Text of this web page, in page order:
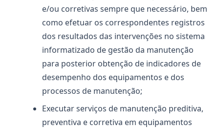
e/ou corretivas sempre que necessário, bem
como efetuar os correspondentes registros
dos resultados das intervenções no sistema
informatizado de gestão da manutenção
para posterior obtenção de indicadores de
desempenho dos equipamentos e dos
processos de manutenção;
Executar serviços de manutenção preditiva,
preventiva e corretiva em equipamentos